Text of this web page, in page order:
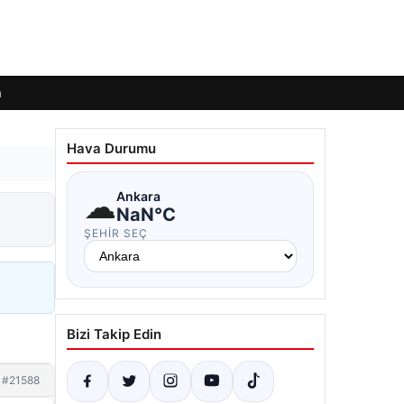
#21588
Hava Durumu
☁Ankara
NaN°C
ŞEHIR SEÇ
Bizi Takip Edin